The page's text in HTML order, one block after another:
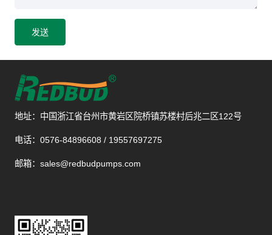
发送
地址：中国浙江省台州市黄岩区院桥镇苏楼村后兆二区122号
电话：0576-84896608 / 19557697275
邮箱：sales@redbudpumps.com